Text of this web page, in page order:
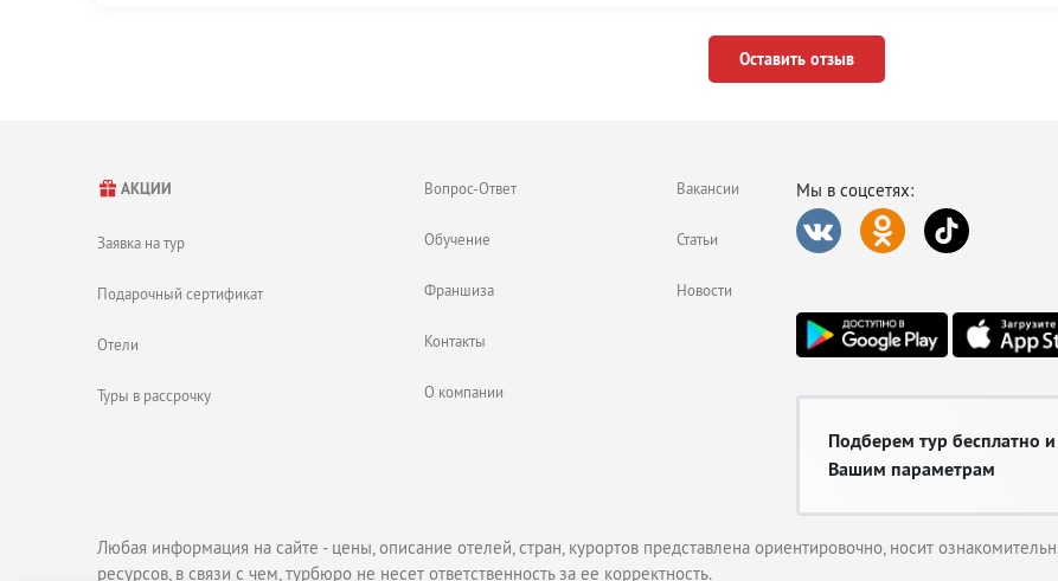
Оставить отзыв
АКЦИИ
Заявка на тур
Подарочный сертификат
Отели
Туры в рассрочку
Вопрос-Ответ
Обучение
Франшиза
Контакты
О компании
Вакансии
Статьи
Новости
Мы в соцсетях:
Подберем тур бесплатно
Вашим параметрам
Любая информация на сайте - цены, описание отелей, стран, курортов представлена ориентировочно, носит
ресурсов, в связи с чем, турбюро не несет ответственность за ее корректность.